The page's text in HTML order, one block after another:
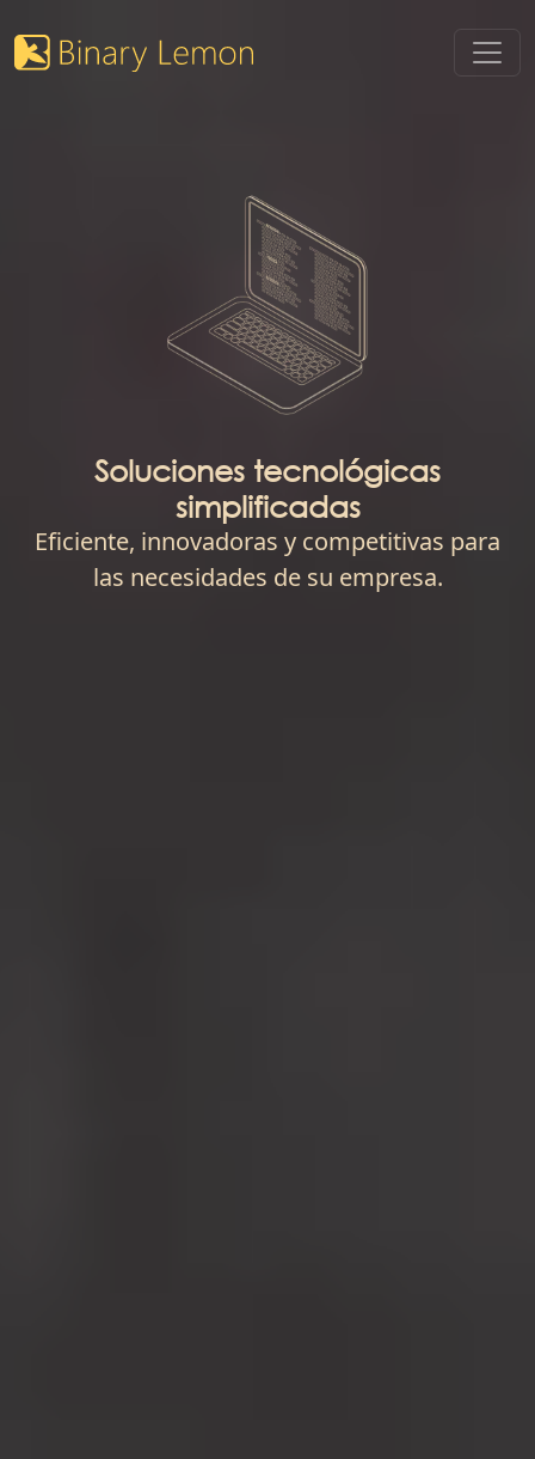
Soluciones tecnológicas
simplificadas
Eficiente, innovadoras y competitivas para
las necesidades de su empresa.